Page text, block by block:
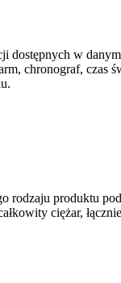
dostępnych w
chronograf, czas
rodzaju produktu
ciężar,